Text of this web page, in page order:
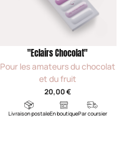
"Eclairs Chocolat"
Pour les amateurs du chocolat
et du fruit
20,00 €
Livraison postaleEn boutiquePar coursier